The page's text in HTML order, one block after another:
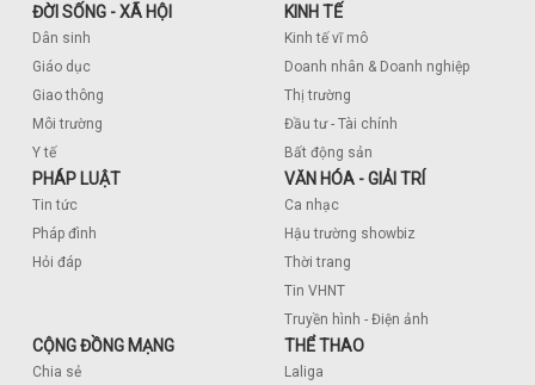
ĐỜI SỐNG - XÃ HỘI
Dân sinh
Giáo dục
Giao thông
Môi trường
Y tế
KINH TẾ
Kinh tế vĩ mô
Doanh nhân & Doanh nghiệp
Thị trường
Đầu tư - Tài chính
Bất động sản
PHÁP LUẬT
Tin tức
Pháp đình
Hỏi đáp
VĂN HÓA - GIẢI TRÍ
Ca nhạc
Hậu trường showbiz
Thời trang
Tin VHNT
Truyền hình - Điện ảnh
CỘNG ĐỒNG MẠNG
Chia sẻ
THỂ THAO
Laliga